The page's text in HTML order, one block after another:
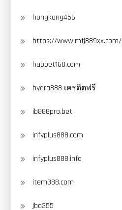
hongkong456
https://www.mfj889xx.com/
hubbet168.com
hydra888 เครดิตฟรี
ib888pro.bet
infyplus888.com
infyplus888.info
item388.com
jbo355